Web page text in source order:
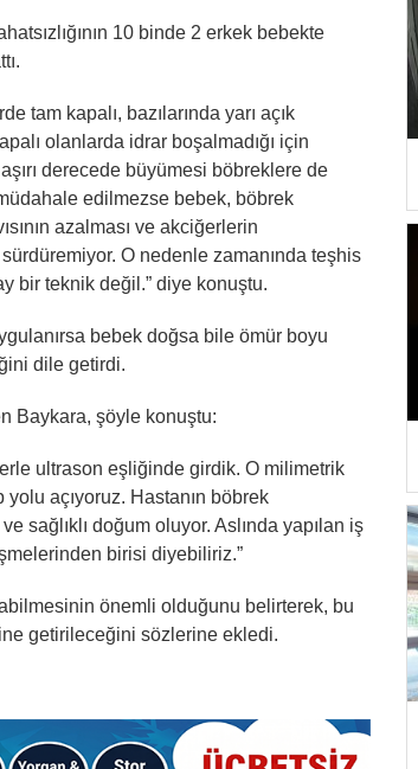
10 binde 2 erkek bebekte
tam kapalı, bazılarında yarı açık
olanlarda idrar boşalmadığı için
derecede büyümesi böbreklere de
edilmezse bebek, böbrek
azalması ve akciğerlerin
O nedenle zamanında teşhis
bir teknik değil.” diye konuştu.
bebek doğsa bile ömür boyu
dile getirdi.
Baykara, şöyle konuştu:
ultrason eşliğinde girdik. O milimetrik
yolu açıyoruz. Hastanın böbrek
sağlıklı doğum oluyor. Aslında yapılan iş
birisi diyebiliriz.”
önemli olduğunu belirterek, bu
getirileceğini sözlerine ekledi.